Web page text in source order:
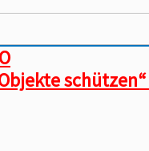
schützen“